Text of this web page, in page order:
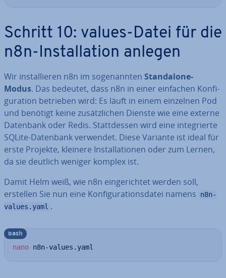
Schritt 10: values-Datei für die
n8n-In­stal­la­ti­on anlegen
Wir in­stal­lie­ren n8n im so­ge­nann­ten Stan­da­lo­ne-
Modus. Das bedeutet, dass n8n in einer einfachen Kon­fi­
gu­ra­ti­on betrieben wird: Es läuft in einem einzelnen Pod
und benötigt keine zu­sätz­li­chen Dienste wie eine externe
Datenbank oder Redis. Statt­des­sen wird eine in­te­grier­te
SQLite-Datenbank verwendet. Diese Variante ist ideal für
erste Projekte, kleinere In­stal­la­tio­nen oder zum Lernen,
da sie deutlich weniger komplex ist.
Damit Helm weiß, wie n8n ein­ge­rich­tet werden soll,
erstellen Sie nun eine Kon­fi­gu­ra­ti­ons­da­tei namens
n8n-
values.yaml .
nano n8n-values.yaml
bash